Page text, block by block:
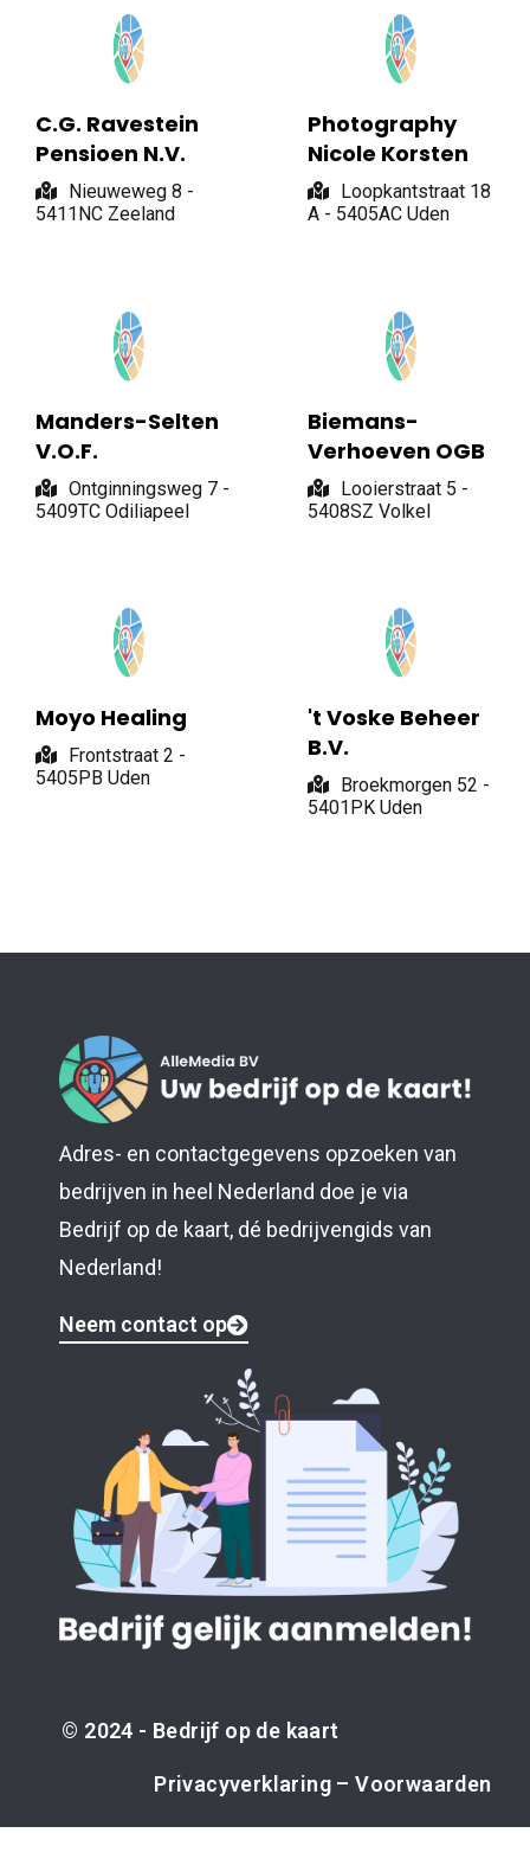
C.G. Ravestein
Pensioen N.V.
Nieuweweg 8 -
5411NC Zeeland
Photography
Nicole Korsten
Loopkantstraat 18
A - 5405AC Uden
Manders-Selten
V.O.F.
Ontginningsweg 7 -
5409TC Odiliapeel
Biemans-
Verhoeven OGB
Looierstraat 5 -
5408SZ Volkel
Moyo Healing
Frontstraat 2 -
5405PB Uden
't Voske Beheer
B.V.
Broekmorgen 52 -
5401PK Uden
Adres- en contactgegevens opzoeken van
bedrijven in heel Nederland doe je via
Bedrijf op de kaart, dé bedrijvengids van
Nederland!
Neem contact op
© 2024 - Bedrijf op de kaart
Privacyverklaring–Voorwaarden